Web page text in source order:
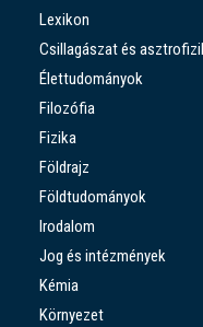
Lexikon
Csillagászat és
Élettudományok
Filozófia
Fizika
Földrajz
Földtudományok
Irodalom
Jog és intézmények
Kémia
Környezet